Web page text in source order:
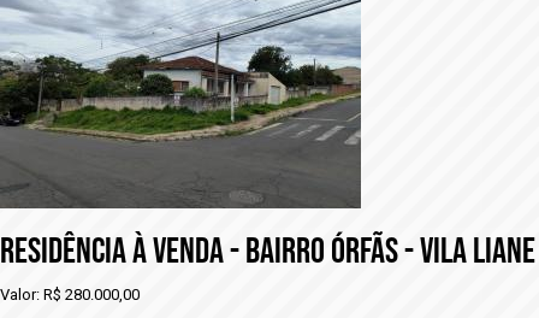
RESIDÊNCIA À VENDA - BAIRRO ÓRFÃS - VILA LIANE
Valor: R$ 280.000,00